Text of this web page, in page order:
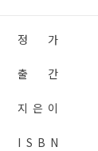
정 가
출 간
지 은 이
I S B N